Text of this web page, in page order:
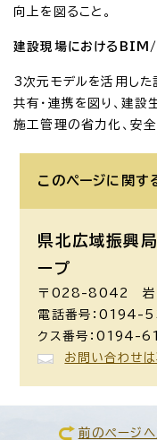
向上を図ること。
建設現場における
3次元モデルを活用した
共有・連携を図り、建設
施工管理の省力化、安全
このページに関す
県北広域振興
ープ
〒028-8042 岩
電話番号：0194-
クス番号：0194-
お問い合わせは
前のページ